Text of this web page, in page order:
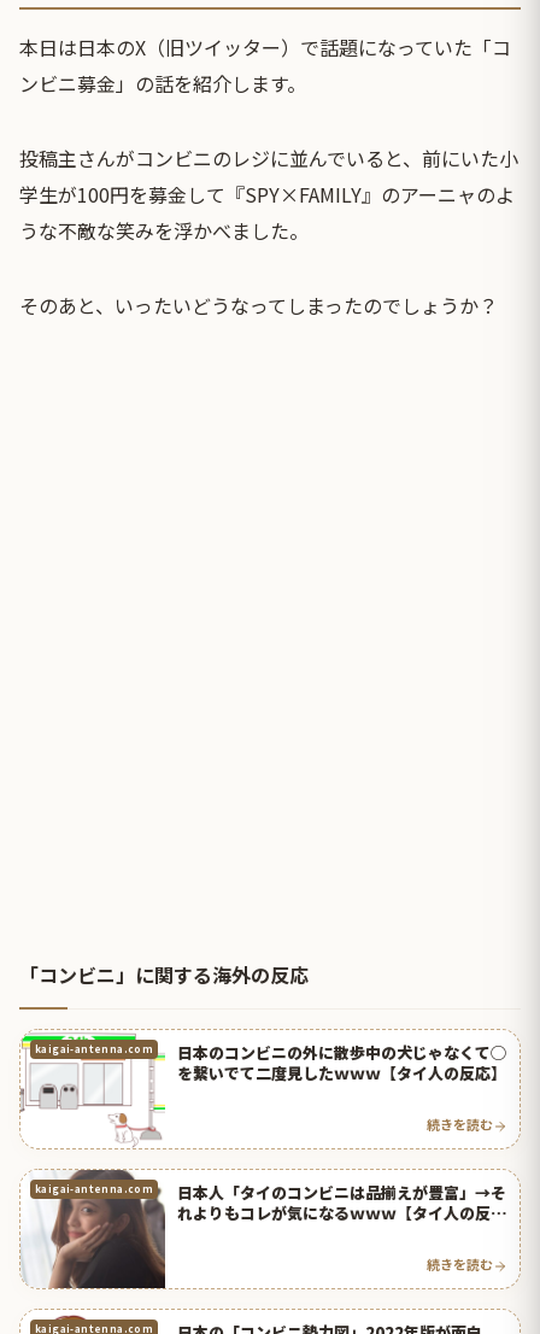
本日は日本のX（旧ツイッター）で話題になっていた「コ
ンビニ募金」の話を紹介します。
投稿主さんがコンビニのレジに並んでいると、前にいた小
学生が100円を募金して『SPY×FAMILY』のアーニャのよ
うな不敵な笑みを浮かべました。
そのあと、いったいどうなってしまったのでしょうか？
「コンビニ」に関する海外の反応
kaigai-antenna.com
日本のコンビニの外に散歩中の犬じゃなくて◯
を繋いでて二度見したｗｗｗ【タイ人の反応】
続きを読む
kaigai-antenna.com
日本人「タイのコンビニは品揃えが豊富」→そ
れよりもコレが気になるｗｗｗ【タイ人の反
続きを読む
kaigai-antenna.com